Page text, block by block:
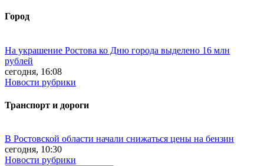
Город
На украшение Ростова ко Дню города выделено 16 млн
рублей
сегодня, 16:08
Новости рубрики
Транспорт и дороги
В Ростовской области начали снижаться цены на бензин
сегодня, 10:30
Новости рубрики